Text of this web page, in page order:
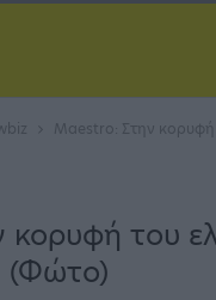
Maestro: Στην
κορυφή του
(Φώτο)